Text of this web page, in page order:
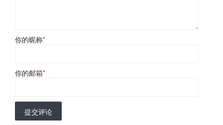
你的昵称*
你的邮箱*
提交评论